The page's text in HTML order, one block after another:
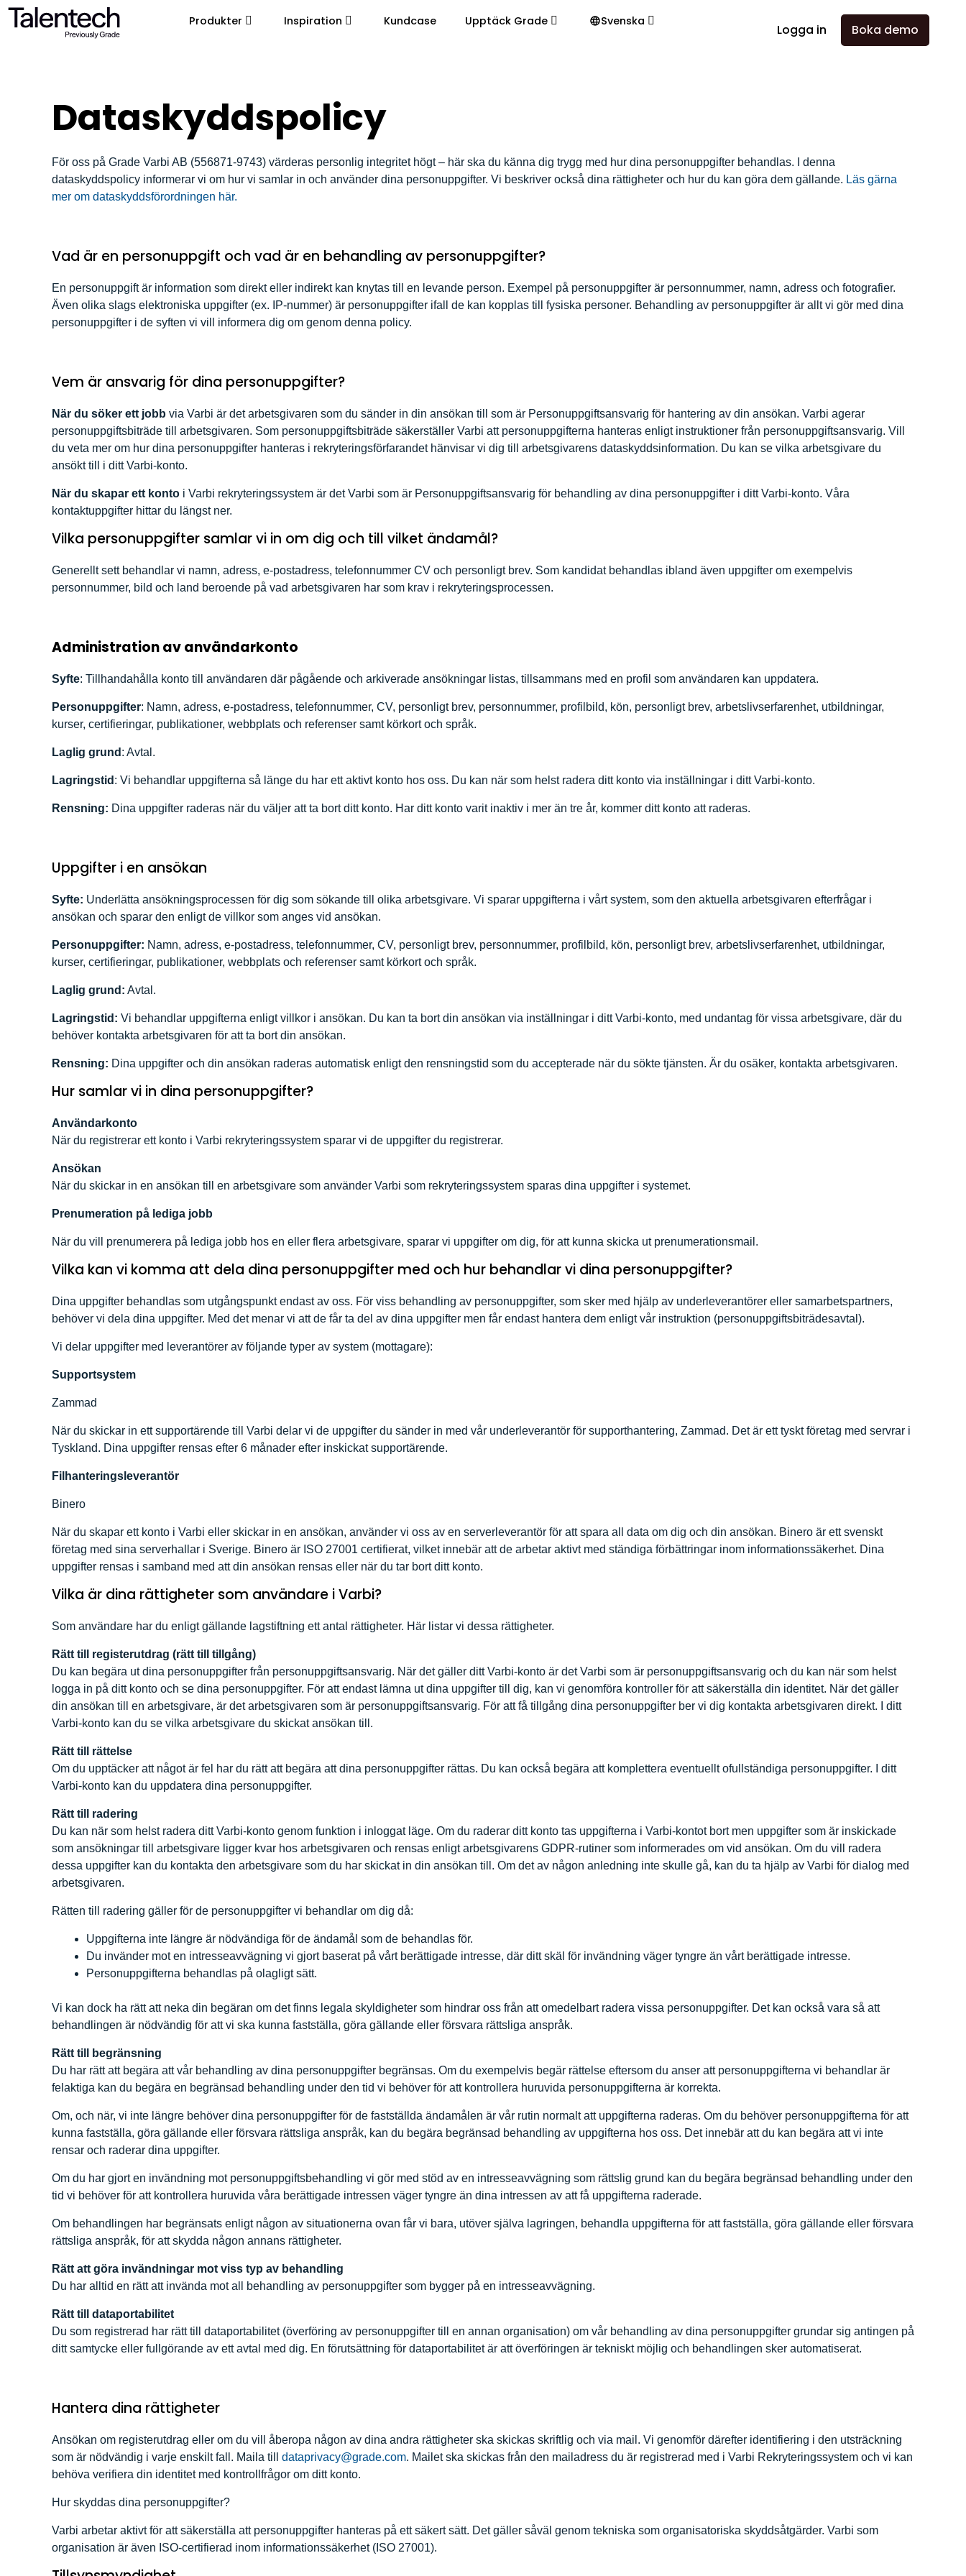
Produkter Inspiration Kundcase Upptäck Grade Svenska
Logga in Boka demo
Dataskyddspolicy
För oss på Grade Varbi AB (556871-9743) värderas personlig integritet högt – här ska du känna dig trygg med hur dina personuppgifter behandlas. I denna
dataskyddspolicy informerar vi om hur vi samlar in och använder dina personuppgifter. Vi beskriver också dina rättigheter och hur du kan göra dem gällande. Läs gärna
mer om dataskyddsförordningen här.
Vad är en personuppgift och vad är en behandling av personuppgifter?
En personuppgift är information som direkt eller indirekt kan knytas till en levande person. Exempel på personuppgifter är personnummer, namn, adress och fotografier.
Även olika slags elektroniska uppgifter (ex. IP-nummer) är personuppgifter ifall de kan kopplas till fysiska personer. Behandling av personuppgifter är allt vi gör med dina
personuppgifter i de syften vi vill informera dig om genom denna policy.
Vem är ansvarig för dina personuppgifter?
När du söker ett jobb via Varbi är det arbetsgivaren som du sänder in din ansökan till som är Personuppgiftsansvarig för hantering av din ansökan. Varbi agerar
personuppgiftsbiträde till arbetsgivaren. Som personuppgiftsbiträde säkerställer Varbi att personuppgifterna hanteras enligt instruktioner från personuppgiftsansvarig. Vill
du veta mer om hur dina personuppgifter hanteras i rekryteringsförfarandet hänvisar vi dig till arbetsgivarens dataskyddsinformation. Du kan se vilka arbetsgivare du
ansökt till i ditt Varbi-konto.
När du skapar ett konto i Varbi rekryteringssystem är det Varbi som är Personuppgiftsansvarig för behandling av dina personuppgifter i ditt Varbi-konto. Våra
kontaktuppgifter hittar du längst ner.
Vilka personuppgifter samlar vi in om dig och till vilket ändamål?
Generellt sett behandlar vi namn, adress, e-postadress, telefonnummer CV och personligt brev. Som kandidat behandlas ibland även uppgifter om exempelvis
personnummer, bild och land beroende på vad arbetsgivaren har som krav i rekryteringsprocessen.
Administration av användarkonto
Syfte: Tillhandahålla konto till användaren där pågående och arkiverade ansökningar listas, tillsammans med en profil som användaren kan uppdatera.
Personuppgifter: Namn, adress, e-postadress, telefonnummer, CV, personligt brev, personnummer, profilbild, kön, personligt brev, arbetslivserfarenhet, utbildningar,
kurser, certifieringar, publikationer, webbplats och referenser samt körkort och språk.
Laglig grund : Avtal.
Lagringstid : Vi behandlar uppgifterna så länge du har ett aktivt konto hos oss. Du kan när som helst radera ditt konto via inställningar i ditt Varbi-konto.
Rensning: Dina uppgifter raderas när du väljer att ta bort ditt konto. Har ditt konto varit inaktiv i mer än tre år, kommer ditt konto att raderas.
Uppgifter i en ansökan
Syfte: Underlätta ansökningsprocessen för dig som sökande till olika arbetsgivare. Vi sparar uppgifterna i vårt system, som den aktuella arbetsgivaren efterfrågar i
ansökan och sparar den enligt de villkor som anges vid ansökan.
Personuppgifter: Namn, adress, e-postadress, telefonnummer, CV, personligt brev, personnummer, profilbild, kön, personligt brev, arbetslivserfarenhet, utbildningar,
kurser, certifieringar, publikationer, webbplats och referenser samt körkort och språk.
Laglig grund: Avtal.
Lagringstid: Vi behandlar uppgifterna enligt villkor i ansökan. Du kan ta bort din ansökan via inställningar i ditt Varbi-konto, med undantag för vissa arbetsgivare, där du
behöver kontakta arbetsgivaren för att ta bort din ansökan.
Rensning: Dina uppgifter och din ansökan raderas automatisk enligt den rensningstid som du accepterade när du sökte tjänsten. Är du osäker, kontakta arbetsgivaren.
Hur samlar vi in dina personuppgifter?
Användarkonto
När du registrerar ett konto i Varbi rekryteringssystem sparar vi de uppgifter du registrerar.
Ansökan
När du skickar in en ansökan till en arbetsgivare som använder Varbi som rekryteringssystem sparas dina uppgifter i systemet.
Prenumeration på lediga jobb
När du vill prenumerera på lediga jobb hos en eller flera arbetsgivare, sparar vi uppgifter om dig, för att kunna skicka ut prenumerationsmail.
Vilka kan vi komma att dela dina personuppgifter med och hur behandlar vi dina personuppgifter?
Dina uppgifter behandlas som utgångspunkt endast av oss. För viss behandling av personuppgifter, som sker med hjälp av underleverantörer eller samarbetspartners,
behöver vi dela dina uppgifter. Med det menar vi att de får ta del av dina uppgifter men får endast hantera dem enligt vår instruktion (personuppgiftsbiträdesavtal).
Vi delar uppgifter med leverantörer av följande typer av system (mottagare):
Supportsystem
Zammad
När du skickar in ett supportärende till Varbi delar vi de uppgifter du sänder in med vår underleverantör för supporthantering, Zammad. Det är ett tyskt företag med servrar i
Tyskland. Dina uppgifter rensas efter 6 månader efter inskickat supportärende.
Filhanteringsleverantör
Binero
När du skapar ett konto i Varbi eller skickar in en ansökan, använder vi oss av en serverleverantör för att spara all data om dig och din ansökan. Binero är ett svenskt
företag med sina serverhallar i Sverige. Binero är ISO 27001 certifierat, vilket innebär att de arbetar aktivt med ständiga förbättringar inom informationssäkerhet. Dina
uppgifter rensas i samband med att din ansökan rensas eller när du tar bort ditt konto.
Vilka är dina rättigheter som användare i Varbi?
Som användare har du enligt gällande lagstiftning ett antal rättigheter. Här listar vi dessa rättigheter.
Rätt till registerutdrag (rätt till tillgång)
Du kan begära ut dina personuppgifter från personuppgiftsansvarig. När det gäller ditt Varbi-konto är det Varbi som är personuppgiftsansvarig och du kan när som helst
logga in på ditt konto och se dina personuppgifter. För att endast lämna ut dina uppgifter till dig, kan vi genomföra kontroller för att säkerställa din identitet. När det gäller
din ansökan till en arbetsgivare, är det arbetsgivaren som är personuppgiftsansvarig. För att få tillgång dina personuppgifter ber vi dig kontakta arbetsgivaren direkt. I ditt
Varbi-konto kan du se vilka arbetsgivare du skickat ansökan till.
Rätt till rättelse
Om du upptäcker att något är fel har du rätt att begära att dina personuppgifter rättas. Du kan också begära att komplettera eventuellt ofullständiga personuppgifter. I ditt
Varbi-konto kan du uppdatera dina personuppgifter.
Rätt till radering
Du kan när som helst radera ditt Varbi-konto genom funktion i inloggat läge. Om du raderar ditt konto tas uppgifterna i Varbi-kontot bort men uppgifter som är inskickade
som ansökningar till arbetsgivare ligger kvar hos arbetsgivaren och rensas enligt arbetsgivarens GDPR-rutiner som informerades om vid ansökan. Om du vill radera
dessa uppgifter kan du kontakta den arbetsgivare som du har skickat in din ansökan till. Om det av någon anledning inte skulle gå, kan du ta hjälp av Varbi för dialog med
arbetsgivaren.
Rätten till radering gäller för de personuppgifter vi behandlar om dig då:
Uppgifterna inte längre är nödvändiga för de ändamål som de behandlas för.
Du invänder mot en intresseavvägning vi gjort baserat på vårt berättigade intresse, där ditt skäl för invändning väger tyngre än vårt berättigade intresse.
Personuppgifterna behandlas på olagligt sätt.
Vi kan dock ha rätt att neka din begäran om det finns legala skyldigheter som hindrar oss från att omedelbart radera vissa personuppgifter. Det kan också vara så att
behandlingen är nödvändig för att vi ska kunna fastställa, göra gällande eller försvara rättsliga anspråk.
Rätt till begränsning
Du har rätt att begära att vår behandling av dina personuppgifter begränsas. Om du exempelvis begär rättelse eftersom du anser att personuppgifterna vi behandlar är
felaktiga kan du begära en begränsad behandling under den tid vi behöver för att kontrollera huruvida personuppgifterna är korrekta.
Om, och när, vi inte längre behöver dina personuppgifter för de fastställda ändamålen är vår rutin normalt att uppgifterna raderas. Om du behöver personuppgifterna för att
kunna fastställa, göra gällande eller försvara rättsliga anspråk, kan du begära begränsad behandling av uppgifterna hos oss. Det innebär att du kan begära att vi inte
rensar och raderar dina uppgifter.
Om du har gjort en invändning mot personuppgiftsbehandling vi gör med stöd av en intresseavvägning som rättslig grund kan du begära begränsad behandling under den
tid vi behöver för att kontrollera huruvida våra berättigade intressen väger tyngre än dina intressen av att få uppgifterna raderade.
Om behandlingen har begränsats enligt någon av situationerna ovan får vi bara, utöver själva lagringen, behandla uppgifterna för att fastställa, göra gällande eller försvara
rättsliga anspråk, för att skydda någon annans rättigheter.
Rätt att göra invändningar mot viss typ av behandling
Du har alltid en rätt att invända mot all behandling av personuppgifter som bygger på en intresseavvägning.
Rätt till dataportabilitet
Du som registrerad har rätt till dataportabilitet (överföring av personuppgifter till en annan organisation) om vår behandling av dina personuppgifter grundar sig antingen på
ditt samtycke eller fullgörande av ett avtal med dig. En förutsättning för dataportabilitet är att överföringen är tekniskt möjlig och behandlingen sker automatiserat.
Hantera dina rättigheter
Ansökan om registerutdrag eller om du vill åberopa någon av dina andra rättigheter ska skickas skriftlig och via mail. Vi genomför därefter identifiering i den utsträckning
som är nödvändig i varje enskilt fall. Maila till dataprivacy@grade.com. Mailet ska skickas från den mailadress du är registrerad med i Varbi Rekryteringssystem och vi kan
behöva verifiera din identitet med kontrollfrågor om ditt konto.
Hur skyddas dina personuppgifter?
Varbi arbetar aktivt för att säkerställa att personuppgifter hanteras på ett säkert sätt. Det gäller såväl genom tekniska som organisatoriska skyddsåtgärder. Varbi som
organisation är även ISO-certifierad inom informationssäkerhet (ISO 27001).